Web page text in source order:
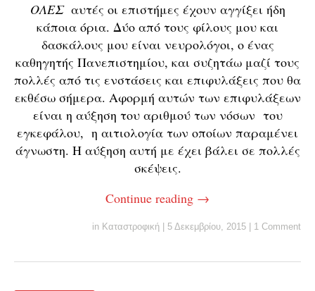
ΟΛΕΣαυτές οι επιστήμες έχουν αγγίξει ήδη
κάποια όρια. Δύο από τους φίλους μου και
δασκάλους μου είναι νευρολόγοι, ο ένας
καθηγητής Πανεπιστημίου, και συζητάω μαζί τους
πολλές από τις ενστάσεις και επιφυλάξεις που θα
εκθέσω σήμερα. Αφορμή αυτών των επιφυλάξεων
είναι η αύξηση του αριθμού των νόσων του
εγκεφάλου, η αιτιολογία των οποίων παραμένει
άγνωστη. Η αύξηση αυτή με έχει βάλει σε πολλές
σκέψεις.
Continue reading →
in Καταστροφική 5 Δεκεμβρίου, 2015 1 Comment